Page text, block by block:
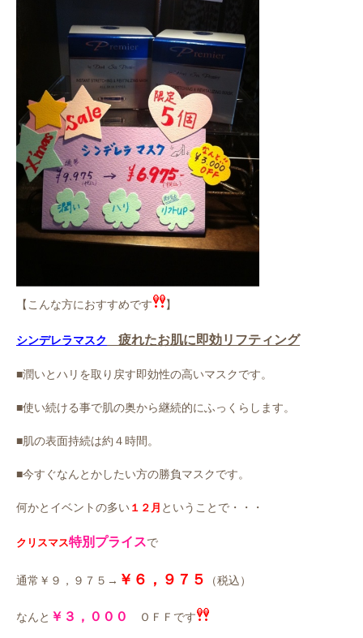
【こんな方におすすめです 】
シンデレラマスク 疲れたお肌に即効リフティング
■潤いとハリを取り戻す即効性の高いマスクです。
■使い続ける事で肌の奥から継続的にふっくらします。
■肌の表面持続は約４時間。
■今すぐなんとかしたい方の勝負マスクです。
何かとイベントの多い １２月 ということで・・・
クリスマス特別プライスで
通常￥９，９７５→ ￥６，９７５ （税込）
なんと ￥３，０００ ＯＦＦです